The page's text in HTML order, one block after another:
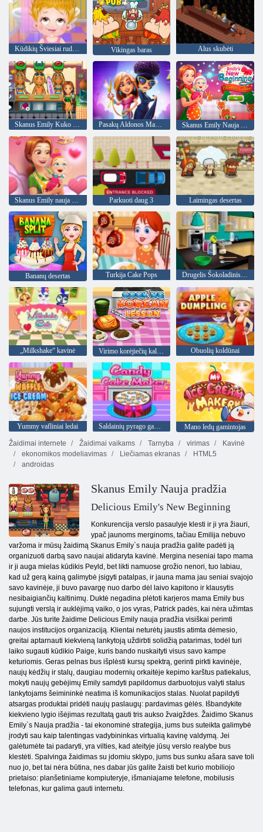
Kūdikių Šviesiai ruda Plaukų Diena Vikingas baras Alus skubėti
Skanus Emily Kuko & Go" Pasakų Aldonos Mada Karščiavimas Skanus Emily Nauja pradžia Kalėdų leidimas
Skanus Emily nauja pradžia Valentino Edition Parkuoti daug 3 Laimingas desertas
Bananų desertas Turkija Cake Pops Drugelis Šokoladinis pyragas: Maisto gaminimas Su Emma
„Milkshake“ kavinė Virimo korėjiečių kalbos pamoka Obuolių koldūnai
Yummy vafliniai ledai Saldainių pyrago gamintoja
Mano ledų gamintojas
Žaidimai internete
Žaidimai vaikams Tarnyba virimas
Kavinė
ekonomikos modeliavimas
Liečiamas ekranas
HTML5
androidas
Skanus Emily Nauja pradžia
Delicious Emily's New Beginning
Konkurencija verslo pasaulyje klesti ir ji yra žiauri,
ypač jaunoms merginoms, tačiau Emilija nebuvo
varžoma ir mūsų žaidimą Skanus Emily`s nauja pradžia galite padėti ją
organizuoti darbą savo naujai atidaryta kavinė. Mergina neseniai tapo mama
ir ji auga mielas kūdikis Peyld, bet likti namuose grožio nenori, tuo labiau,
kad už gerą kainą galimybė įsigyti patalpas, ir jauna mama jau seniai svajojo
savo kavinėje, ji buvo pavargę nuo darbo dėl laivo kapitono ir klausytis
nesibaigiančių kaltinimų. Duktė negadina plėtoti karjeros mama Emily bus
sujungti verslą ir auklėjimą vaiko, o jos vyras, Patrick padės, kai nėra užimtas
darbe. Jūs turite žaidime Delicious Emily nauja pradžia visiškai perimti
naujos institucijos organizaciją. Klientai neturėtų jaustis atimta dėmesio,
greitai aptarnauti kiekvieną lankytoją uždirbti solidžią patarimas, todėl turi
laiko sugauti kūdikio Paige, kuris bando nuskaityti visus savo kampe
keturiomis. Geras pelnas bus išplėsti kursų spektrą, gerinti pirkti kavinėje,
naujų kėdžių ir stalų, daugiau modernių orkaitėje kepimo karštus patiekalus,
mokyti naujų gebėjimų Emily samdyti papildomus darbuotojus valyti stalus
lankytojams šeimininkė neatima iš komunikacijos stalas. Nuolat papildyti
atsargas produktai pridėti naujų paslaugų: pardavimas gėlės. Išbandykite
kiekvieno lygio išėjimas rezultatą gauti tris aukso žvaigždes. Žaidimo Skanus
Emily`s Nauja pradžia - tai ekonominė strategija, jums bus suteikta galimybė
įrodyti sau kaip talentingas vadybininkas virtualią kavinę valdymą. Jei
galėtumėte tai padaryti, yra vilties, kad ateityje jūsų verslo realybe bus
klestėti. Spalvinga žaidimas su įdomiu sklypo, jums bus sunku ašara save toli
nuo jo, bet tai nėra būtina, nes dabar jūs galite žaisti bet kurio mobiliojo
prietaiso: planšetiniame kompiuteryje, išmaniajame telefone, mobilusis
telefonas, kur galima gauti internetu.